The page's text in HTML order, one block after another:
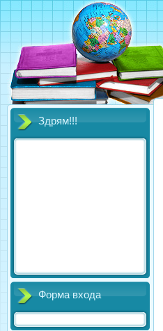
Здрям!!!
Форма входа